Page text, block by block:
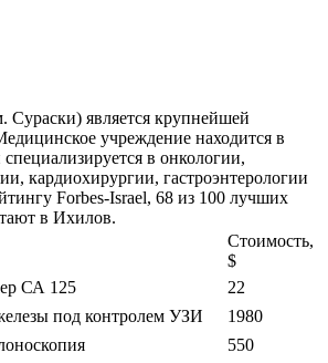
является крупнейшей
учреждение находится в
в онкологии,
кардиохирургии, гастроэнтерологии
Forbes-Israel, 68 из 100 лучших
в Ихилов.
Стоимость,
$
СА 125
22
под контролем УЗИ
1980
550